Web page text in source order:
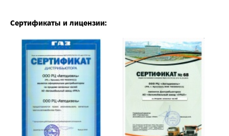
Сертификаты и лицензии: